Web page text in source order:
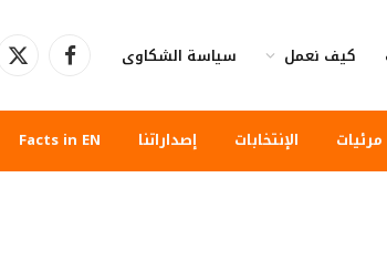
كيف نعمل سياسة الشكاوى فيسبوكX
مرئيات الإنتخابات إصداراتنا Facts in EN